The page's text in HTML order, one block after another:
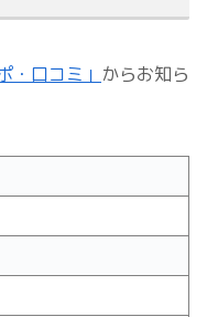
・口コミ」 からお知ら